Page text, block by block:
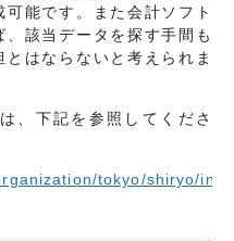
能です。また会計ソフト
該当データを探す手間も
はならないと考えられま
、下記を参照してくださ
tokyo/shiryo/